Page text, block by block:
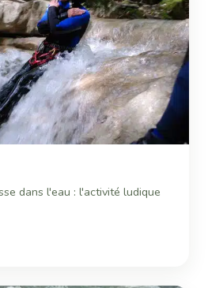
dans l'eau : l'activité ludique